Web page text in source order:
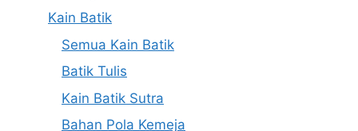
Kain Batik
Semua Kain Batik
Batik Tulis
Kain Batik Sutra
Bahan Pola Kemeja